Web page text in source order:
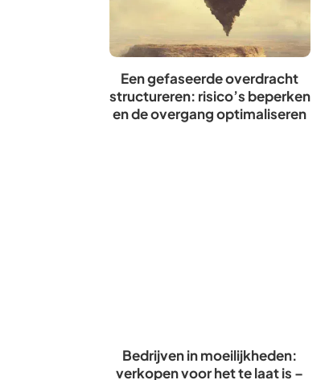
Een gefaseerde overdracht
structureren: risico’s beperken
en de overgang optimaliseren
Bedrijven in moeilijkheden:
verkopen voor het te laat is –